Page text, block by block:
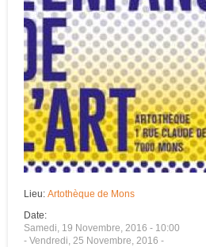
Lieu: Artothèque de Mons
Date:
Samedi, 19 Novembre, 2016 - 10:00
- Vendredi, 25 Novembre, 2016 -